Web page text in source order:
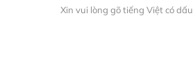
Xin vui lòng gõ tiếng Việt có dấu